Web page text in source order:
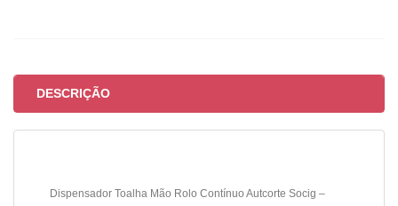
DESCRIÇÃO
Dispensador Toalha Mão Rolo Contínuo Autcorte Socig –